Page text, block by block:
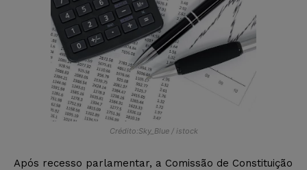
Crédito:Sky_Blue / istock
Após recesso parlamentar, a Comissão de Constituição